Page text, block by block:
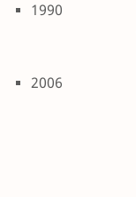
1990
2006